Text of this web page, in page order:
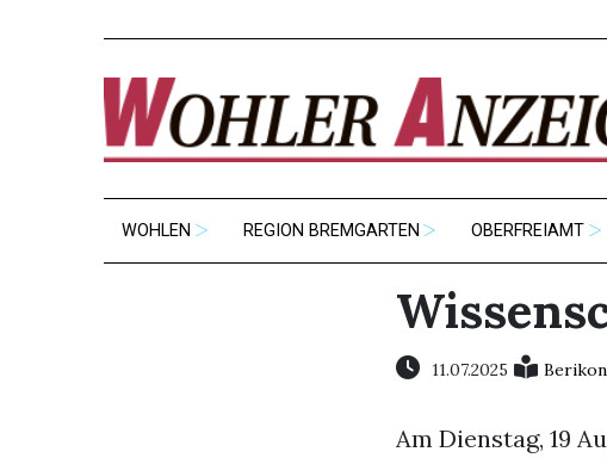
WOHLEN REGION BREMGARTEN OBERFREIAMT
11.07.2025 Berikon
Am Dienstag, 19